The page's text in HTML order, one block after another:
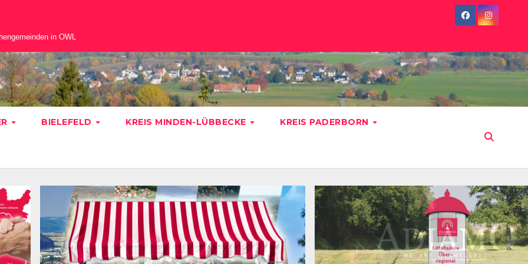
in OWL
BIELEFELD KREIS MINDEN-LÜBBECKE KREIS PADERBORN